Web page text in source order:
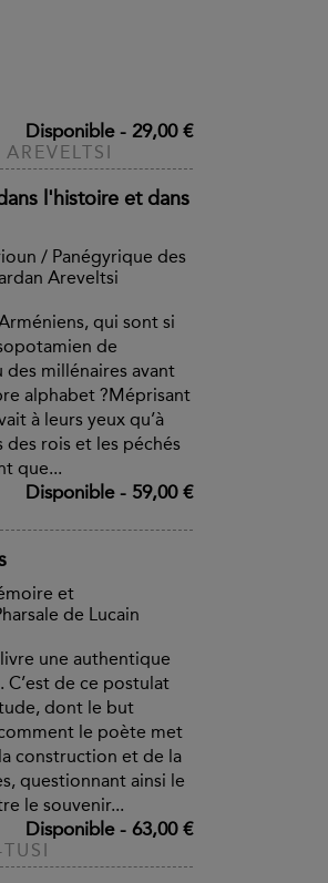
Disponible- 29,00 €
l'histoire et dans
/ Panégyrique des
Areveltsi
qui sont si
de
millénaires avant
alphabet ?Méprisant
à leurs yeux qu’à
rois et les péchés
que...
Disponible- 59,00 €
et
de Lucain
une authentique
de ce postulat
dont le but
le poète met
construction et de la
questionnant ainsi le
le souvenir...
Disponible- 63,00 €